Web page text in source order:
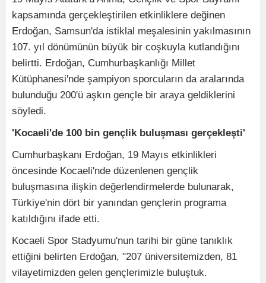
kapsamında gerçekleştirilen etkinliklere değinen
Erdoğan, Samsun'da istiklal meşalesinin yakılmasının
107. yıl dönümünün büyük bir coşkuyla kutlandığını
belirtti. Erdoğan, Cumhurbaşkanlığı Millet
Kütüphanesi'nde şampiyon sporcuların da aralarında
bulunduğu 200'ü aşkın gençle bir araya geldiklerini
söyledi.
'Kocaeli'de 100 bin gençlik buluşması gerçekleşti'
Cumhurbaşkanı Erdoğan, 19 Mayıs etkinlikleri
öncesinde Kocaeli'nde düzenlenen gençlik
buluşmasına ilişkin değerlendirmelerde bulunarak,
Türkiye'nin dört bir yanından gençlerin programa
katıldığını ifade etti.
Kocaeli Spor Stadyumu'nun tarihi bir güne tanıklık
ettiğini belirten Erdoğan, "207 üniversitemizden, 81
vilayetimizden gelen gençlerimizle buluştuk.